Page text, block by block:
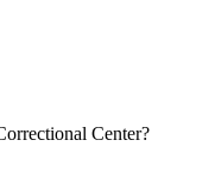
Center?